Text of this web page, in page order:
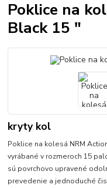
Poklice na
Black 15 "
kryty kol
Poklice na kolesá NRM
vyrábané v rozmeroch 15
sú povrchovo upravené
prevedenie a jednoduché